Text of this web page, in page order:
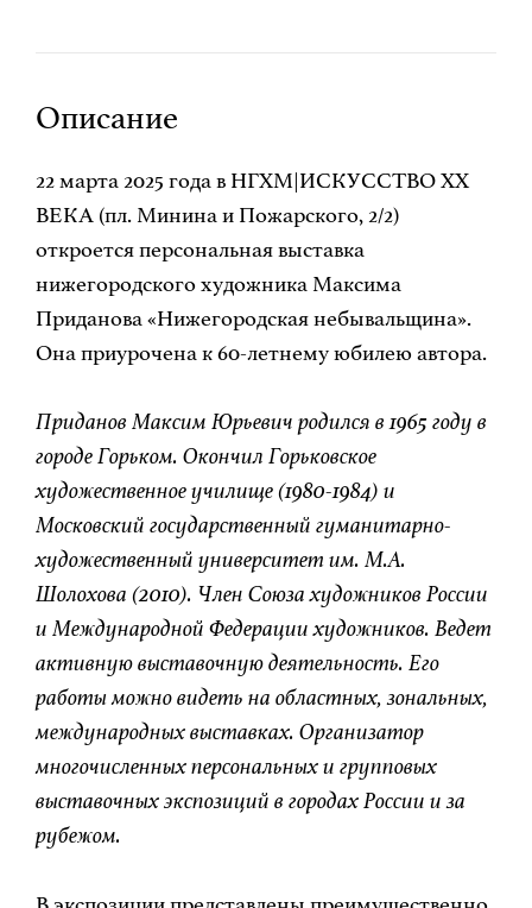
Описание
22 марта 2025 года в НГХМ|ИСКУССТВО XX
ВЕКА (пл. Минина и Пожарского, 2/2)
откроется персональная выставка
нижегородского художника Максима
Приданова «Нижегородская небывальщина».
Она приурочена к 60-летнему юбилею автора.
Приданов Максим Юрьевич родился в 1965 году в
городе Горьком. Окончил Горьковское
художественное училище (1980-1984) и
Московский государственный гуманитарно-
художественный университет им. М.А.
Шолохова (2010). Член Союза художников России
и Международной Федерации художников. Ведет
активную выставочную деятельность. Его
работы можно видеть на областных, зональных,
международных выставках. Организатор
многочисленных персональных и групповых
выставочных экспозиций в городах России и за
рубежом.